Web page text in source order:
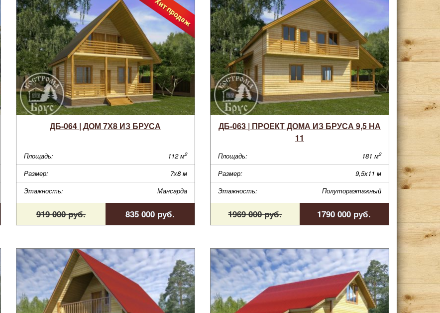
ДБ-064 | ДОМ 7Х8 ИЗ БРУСА
Площадь: 112 м2
Размер:
7х8 м
Этажность:
Мансарда
919 000 руб. 835 000 руб.
ДБ-063 | ПРОЕКТ ДОМА ИЗ БРУСА 9,5 НА
11
Площадь: 181 м2
Размер:
9,5х11 м
Этажность:
Полутораэтажный
1969 000 руб. 1790 000 руб.